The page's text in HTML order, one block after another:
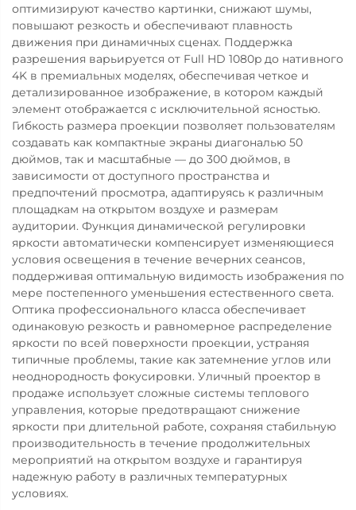
оптимизируют качество картинки, снижают шумы,
повышают резкость и обеспечивают плавность
движения при динамичных сценах. Поддержка
разрешения варьируется от Full HD 1080p до нативного
4K в премиальных моделях, обеспечивая четкое и
детализированное изображение, в котором каждый
элемент отображается с исключительной ясностью.
Гибкость размера проекции позволяет пользователям
создавать как компактные экраны диагональю 50
дюймов, так и масштабные — до 300 дюймов, в
зависимости от доступного пространства и
предпочтений просмотра, адаптируясь к различным
площадкам на открытом воздухе и размерам
аудитории. Функция динамической регулировки
яркости автоматически компенсирует изменяющиеся
условия освещения в течение вечерних сеансов,
поддерживая оптимальную видимость изображения по
мере постепенного уменьшения естественного света.
Оптика профессионального класса обеспечивает
одинаковую резкость и равномерное распределение
яркости по всей поверхности проекции, устраняя
типичные проблемы, такие как затемнение углов или
неоднородность фокусировки. Уличный проектор в
продаже использует сложные системы теплового
управления, которые предотвращают снижение
яркости при длительной работе, сохраняя стабильную
производительность в течение продолжительных
мероприятий на открытом воздухе и гарантируя
надежную работу в различных температурных
условиях.